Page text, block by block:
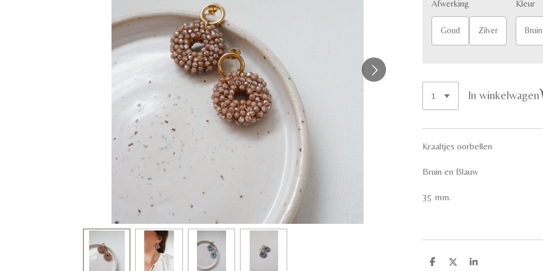
Afwerking
Goud Zilver
Kleur
Bruin
In winkelwagen
Kraaltjes oorbellen
Bruin en Blauw
35 mm.
D
D
S